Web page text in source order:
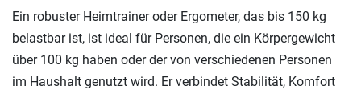
Ein robuster Heimtrainer oder Ergometer, das bis 150 kg
belastbar ist, ist ideal für Personen, die ein Körpergewicht
über 100 kg haben oder der von verschiedenen Personen
im Haushalt genutzt wird. Er verbindet Stabilität, Komfort